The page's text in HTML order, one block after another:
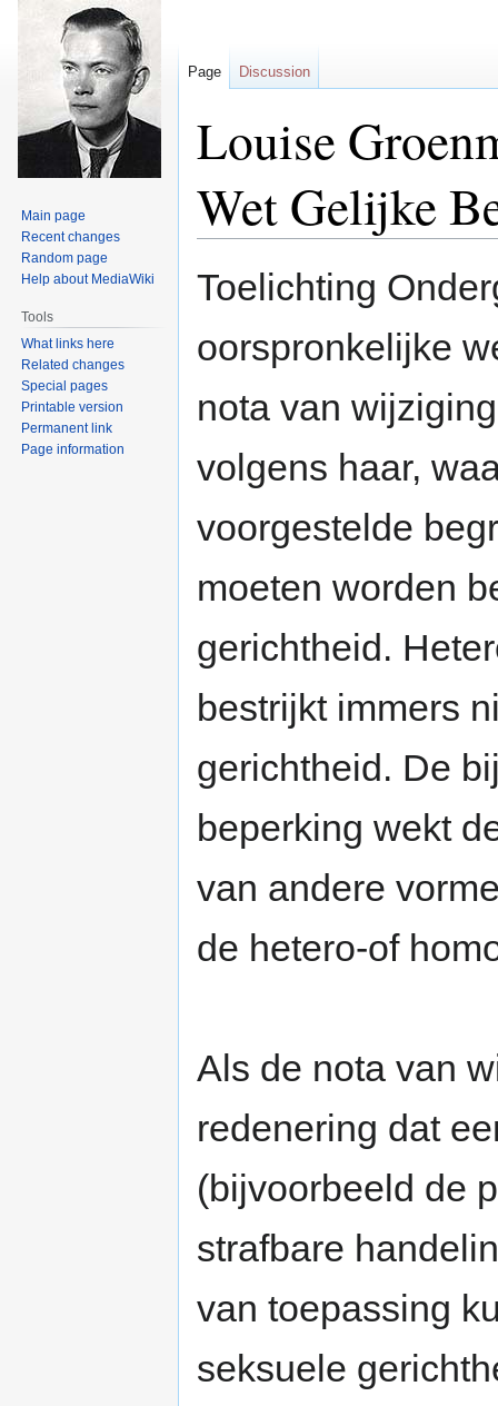
Louise
Wet Gelijke
Toelichting
oorspronkelijke
nota van
volgens haar,
voorgestelde
moeten worden
gerichtheid.
bestrijkt immers
gerichtheid. De
beperking wekt
van andere
de hetero-of
Als de nota van
redenering dat
(bijvoorbeeld de
strafbare
van toepassing
seksuele
Page Discussion
Main page
Recent changes
Random page
Help about MediaWiki
Tools
What links here
Related changes
Special pages
Printable version
Permanent link
Page information